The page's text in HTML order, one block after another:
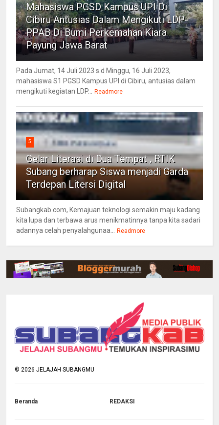
Mahasiswa PGSD Kampus UPI Di
Cibiru Antusias Dalam Mengikuti LDP-
PPAB Di Bumi Perkemahan Kiara
Payung Jawa Barat
Pada Jumat, 14 Juli 2023 s.d Minggu, 16 Juli 2023,
mahasiswa S1 PGSD Kampus UPI di Cibiru, antusias dalam
mengikuti kegiatan LDP... Readmore
5
Gelar Literasi di Dua Tempat , RTIK
Subang berharap Siswa menjadi Garda
Terdepan Litersi Digital
Subangkab.com, Kemajuan teknologi semakin maju kadang
kita lupa dan terbawa arus menikmatinnya tanpa kita sadari
adannya celah penyalahgunaa... Readmore
©2026 JELAJAH SUBANGMU
Beranda REDAKSI